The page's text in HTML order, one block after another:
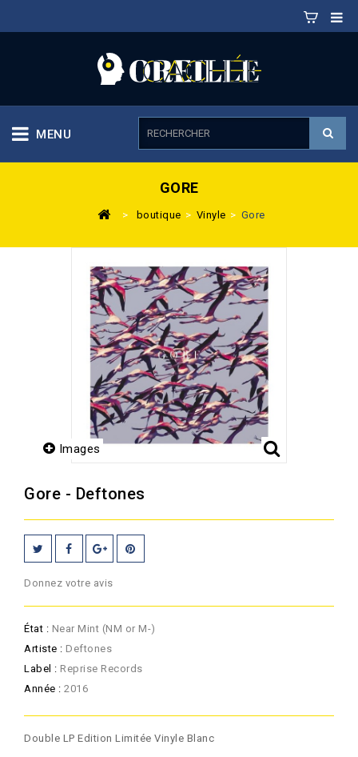
MENU
GORE
> boutique > Vinyle > Gore
Images
Gore - Deftones
Donnez votre avis
État : Near Mint (NM or M-)
Artiste : Deftones
Label : Reprise Records
Année : 2016
Double LP Edition Limitée Vinyle Blanc